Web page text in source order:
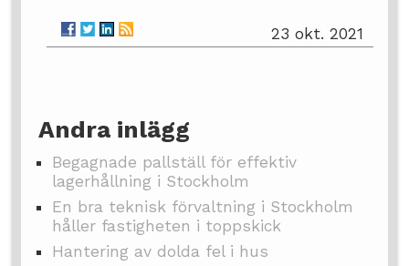
23 okt. 2021
Andra inlägg
Begagnade pallställ för effektiv
lagerhållning i Stockholm
En bra teknisk förvaltning i Stockholm
håller fastigheten i toppskick
Hantering av dolda fel i hus